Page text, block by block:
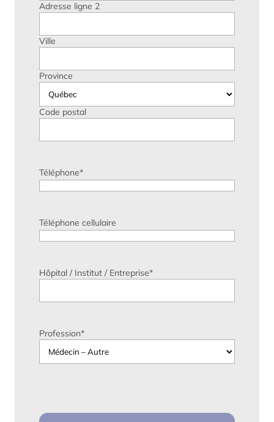
Adresse ligne 2
Ville
Province
Code postal
Téléphone*
Téléphone cellulaire
Hôpital / Institut / Entreprise*
Profession*